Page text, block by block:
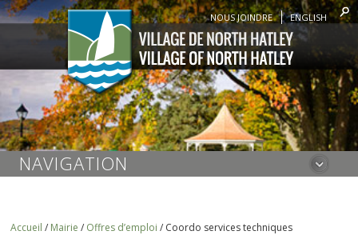
NOUS JOINDRE ENGLISH
NAVIGATION
Accueil / Mairie / Offres d’emploi / Coordo services techniques